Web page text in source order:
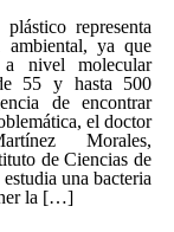
representa
ambiental, ya que
a nivel molecular
55 y hasta 500
de encontrar
el doctor
Morales,
de Ciencias de
una bacteria
la […]